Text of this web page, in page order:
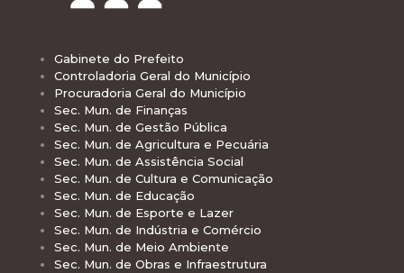
Gabinete do Prefeito
Controladoria Geral do Município
Procuradoria Geral do Município
Sec. Mun. de Finanças
Sec. Mun. de Gestão Pública
Sec. Mun. de Agricultura e Pecuária
Sec. Mun. de Assistência Social
Sec. Mun. de Cultura e Comunicação
Sec. Mun. de Educação
Sec. Mun. de Esporte e Lazer
Sec. Mun. de Indústria e Comércio
Sec. Mun. de Meio Ambiente
Sec. Mun. de Obras e Infraestrutura